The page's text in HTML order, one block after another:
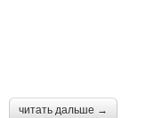
читать дальше →